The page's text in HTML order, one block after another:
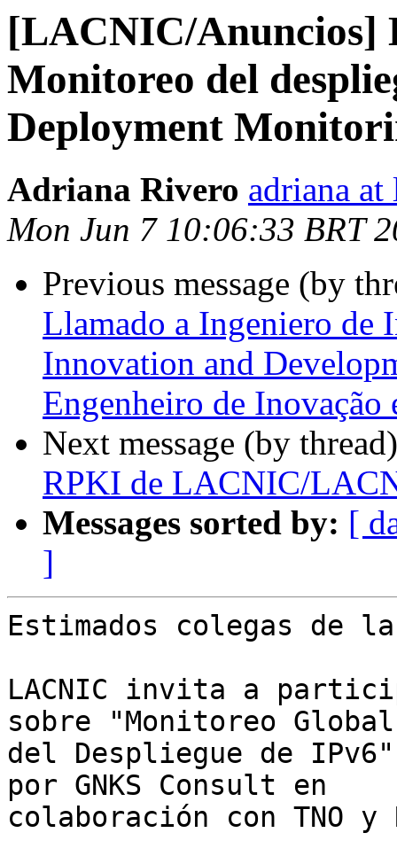
[LACNIC/Anuncios]
Monitoreo del
Deployment
Adriana Rivero adriana
Mon Jun 7 10:06:33 BRT
Previous message (by
Llamado a Ingeniero
Innovation and
Engenheiro de
Next message (by
RPKI de LACNIC/
Messages sorted by: [
]
Estimados colegas de la
LACNIC invita a
sobre "Monitoreo
del Despliegue de
por GNKS Consult en
colaboración con TNO y